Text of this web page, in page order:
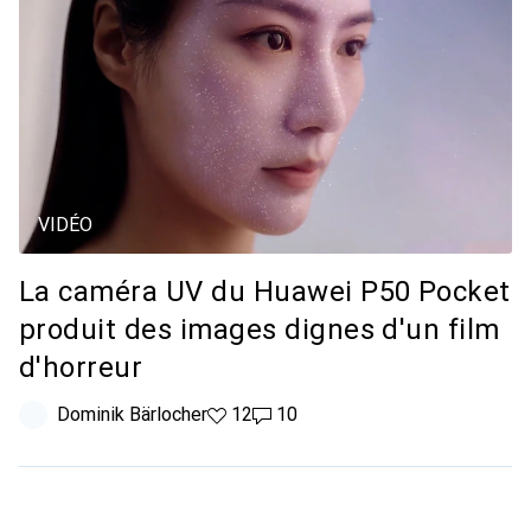
VIDÉO
La caméra UV du Huawei P50 Pocket
produit des images dignes d'un film
d'horreur
Dominik Bärlocher12 likes
1210 commentaires
10